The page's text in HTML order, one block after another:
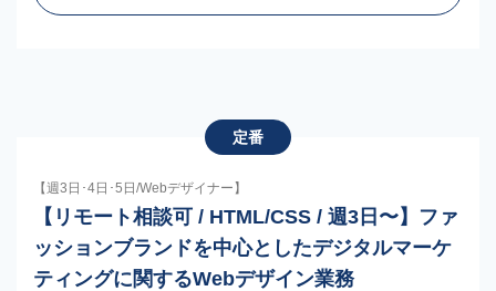
定番
【週3日･4日･5日/Webデザイナー】
【リモート相談可 / HTML/CSS / 週3日〜】ファ
ッションブランドを中心としたデジタルマーケ
ティングに関するWebデザイン業務